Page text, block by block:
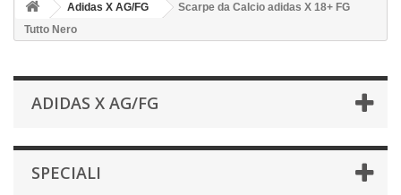
Adidas X AG/FG
Scarpe da Calcio adidas X 18+ FG
Tutto Nero
ADIDAS X AG/FG
SPECIALI